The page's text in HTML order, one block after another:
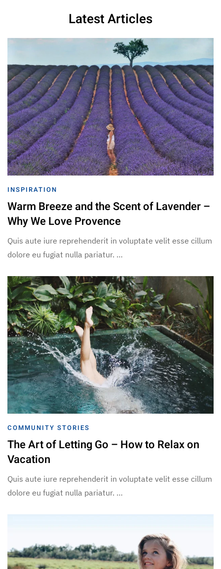
Latest Articles
INSPIRATION
Warm Breeze and the Scent of Lavender –
Why We Love Provence
Quis aute iure reprehenderit in voluptate velit esse cillum
dolore eu fugiat nulla pariatur. …
COMMUNITY STORIES
The Art of Letting Go – How to Relax on
Vacation
Quis aute iure reprehenderit in voluptate velit esse cillum
dolore eu fugiat nulla pariatur. …